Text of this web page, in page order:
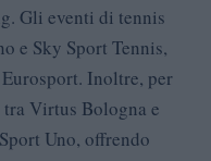
Gli eventi di tennis
e Sky Sport Tennis,
Inoltre, per
Virtus Bologna e
Uno, offrendo